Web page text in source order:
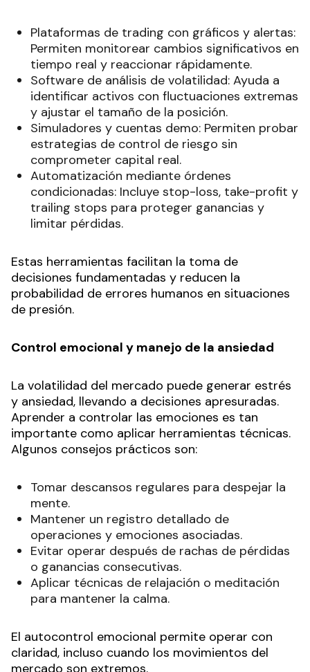
Plataformas de trading con gráficos y alertas:
Permiten monitorear cambios significativos en
tiempo real y reaccionar rápidamente.
Software de análisis de volatilidad: Ayuda a
identificar activos con fluctuaciones extremas
y ajustar el tamaño de la posición.
Simuladores y cuentas demo: Permiten probar
estrategias de control de riesgo sin
comprometer capital real.
Automatización mediante órdenes
condicionadas: Incluye stop-loss, take-profit y
trailing stops para proteger ganancias y
limitar pérdidas.
Estas herramientas facilitan la toma de
decisiones fundamentadas y reducen la
probabilidad de errores humanos en situaciones
de presión.
Control emocional y manejo de la ansiedad
La volatilidad del mercado puede generar estrés
y ansiedad, llevando a decisiones apresuradas.
Aprender a controlar las emociones es tan
importante como aplicar herramientas técnicas.
Algunos consejos prácticos son:
Tomar descansos regulares para despejar la
mente.
Mantener un registro detallado de
operaciones y emociones asociadas.
Evitar operar después de rachas de pérdidas
o ganancias consecutivas.
Aplicar técnicas de relajación o meditación
para mantener la calma.
El autocontrol emocional permite operar con
claridad, incluso cuando los movimientos del
mercado son extremos.